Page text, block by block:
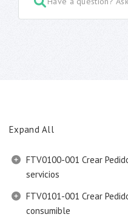
Expand All
FTV0100-001 Crear
servicios
FTV0101-001 Crear
consumible